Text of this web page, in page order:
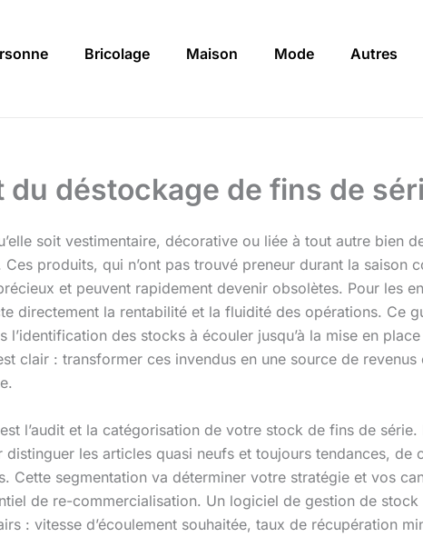
Bricolage Maison Mode Autres
du déstockage de fins de
soit vestimentaire, décorative ou liée à tout autre bien
produits, qui n’ont pas trouvé preneur durant la saison
et peuvent rapidement devenir obsolètes. Pour les
directement la rentabilité et la fluidité des opérations. Ce
l’identification des stocks à écouler jusqu’à la mise en
clair : transformer ces invendus en une source de
l’audit et la catégorisation de votre stock de fins de
les articles quasi neufs et toujours tendances,
Cette segmentation va déterminer votre stratégie et vos
de re-commercialisation. Un logiciel de gestion de
: vitesse d’écoulement souhaitée, taux de récupération